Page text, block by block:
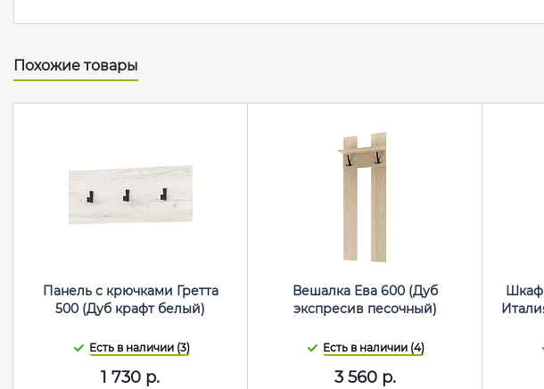
Похожие товары
Панель с крючками Гретта
500 (Дуб крафт белый)
Есть в наличии (3)
1 730 р.
Вешалка Ева 600 (Дуб
экспресив песочный)
Есть в наличии (4)
3 560р.